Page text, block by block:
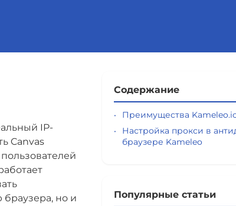
IP-
Canvas
но и
Содержание
Преимущества
Настройка прокси в
браузере Kameleo
Популярные статьи